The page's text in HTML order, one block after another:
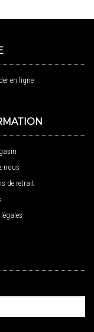
en ligne
nous
de retrait